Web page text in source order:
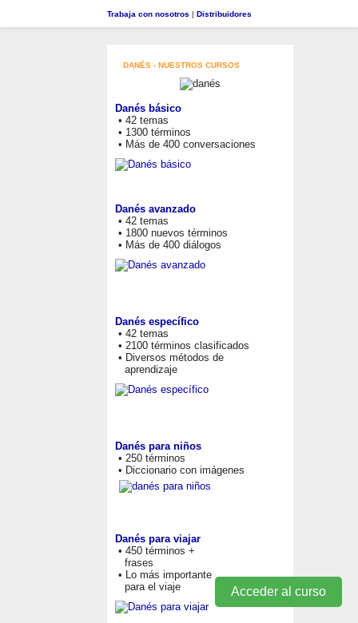
Acceder al curso
Trabaja con nosotros | Distribuidores
DANÉS - NUESTROS CURSOS
Danés básico
• 42 temas
• 1300 términos
• Más de 400 conversaciones
Danés avanzado
• 42 temas
• 1800 nuevos términos
• Más de 400 diálogos
Danés específico
• 42 temas
• 2100 términos clasificados
• Diversos métodos de
aprendizaje
Danés para niños
• 250 términos
• Diccionario con imágenes
Danés para viajar
• 450 términos +
frases
• Lo más importante
para el viaje